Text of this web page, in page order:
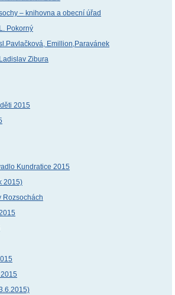
– knihovna a obecní úřad
Pokorný
Emillion,Paravánek
Zibura
2015
Kundratice 2015
2015)
Rozsochách